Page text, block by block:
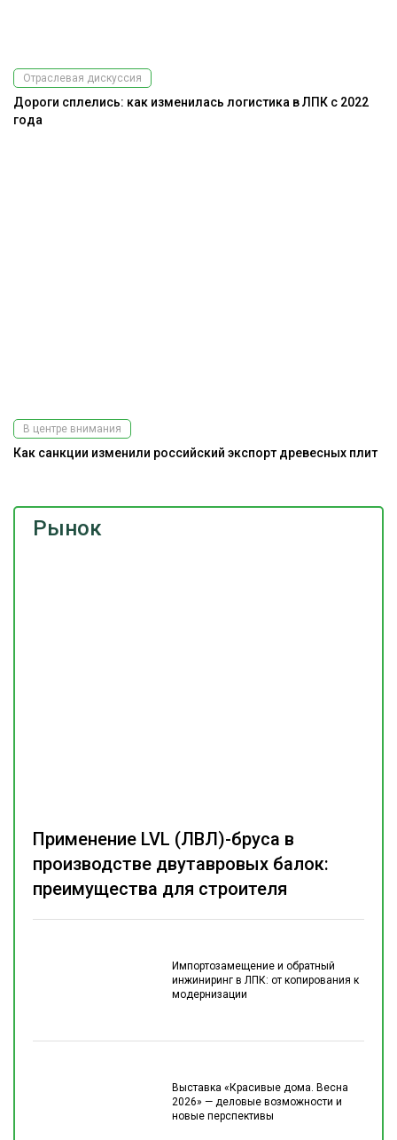
Рынок
Импортозамещение и обратный
инжиниринг в ЛПК: от копирования к
модернизации
Выставка «Красивые дома. Весна
2026» — деловые возможности и
новые перспективы
Применение LVL (ЛВЛ)-бруса в
производстве двутавровых балок:
преимущества для строителя
Отраслевая дискуссия
Дороги сплелись: как изменилась логистика в ЛПК с 2022
года
В центре внимания
Как санкции изменили российский экспорт древесных плит